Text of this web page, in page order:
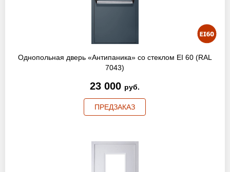
+7 (495) 767-19-79
Закажите звонок
и вся область!
info@protivopozharnie-dveri.ru
Однопольная дверь «Антипаника» со стеклом EI 60 (RAL
7043)
23 000 руб.
ПРЕДЗАКАЗ